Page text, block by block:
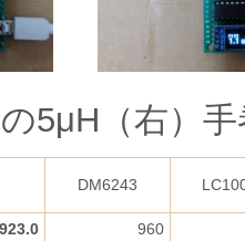
の5μH（右）
DM6243
923.0
960